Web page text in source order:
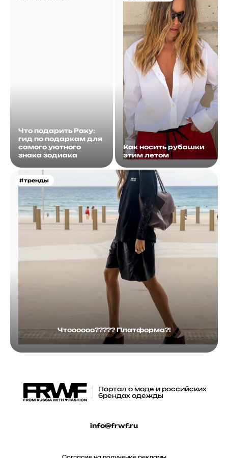
Что подарить Раку:
гид по подаркам для
самого уютного
знака зодиака
Как носить рубашки
этим летом
#тренды
Чтоооооо????? Платформа?!
Портал о моде и российских
брендах одежды
info@frwf.ru